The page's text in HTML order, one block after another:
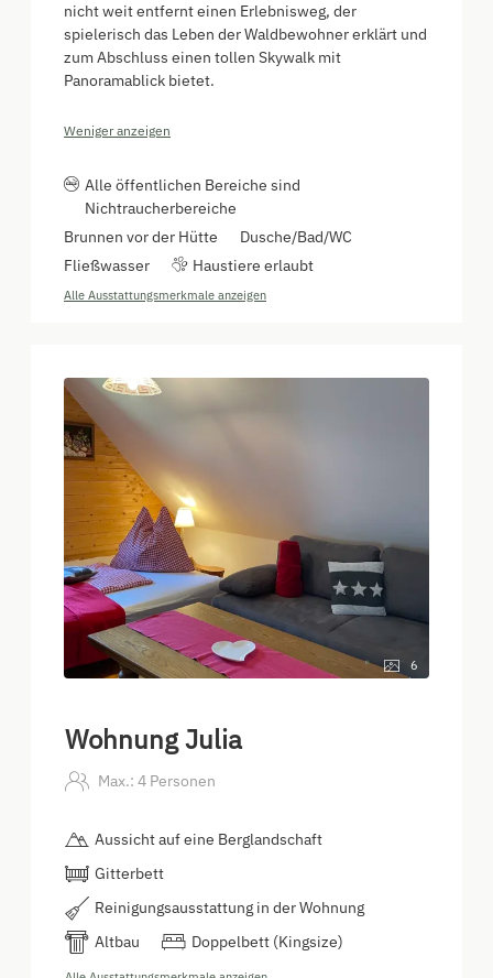
nicht weit entfernt einen Erlebnisweg, der
spielerisch das Leben der Waldbewohner erklärt und
zum Abschluss einen tollen Skywalk mit
Panoramablick bietet.
Weniger anzeigen
Alle öffentlichen Bereiche sind
Nichtraucherbereiche
Brunnen vor der Hütte
Dusche/Bad/WC
Fließwasser
Haustiere erlaubt
Alle Ausstattungsmerkmale anzeigen
6
Wohnung Julia
Max.: 4 Personen
Aussicht auf eine Berglandschaft
Gitterbett
Reinigungsausstattung in der Wohnung
Altbau
Doppelbett (Kingsize)